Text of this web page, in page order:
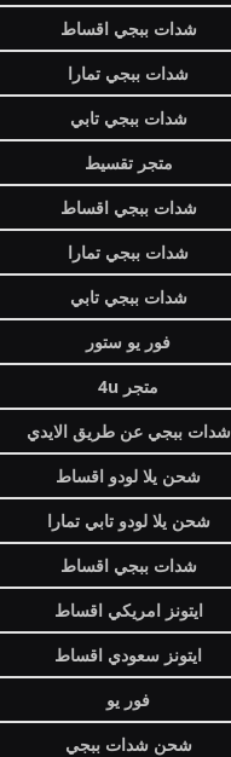
شدات ببجي اقساط
شدات ببجي تمارا
شدات ببجي تابي
متجر تقسيط
شدات ببجي اقساط
شدات ببجي تمارا
شدات ببجي تابي
فور يو ستور
متجر 4u
شدات ببجي عن طريق الايدي
شحن يلا لودو اقساط
شحن يلا لودو تابي تمارا
شدات ببجي اقساط
ايتونز امريكي اقساط
ايتونز سعودي اقساط
فور يو
شحن شدات ببجي